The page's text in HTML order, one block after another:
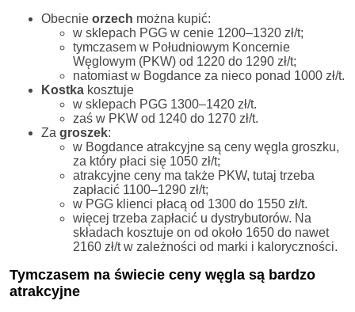
Obecnie orzech można kupić:
w sklepach PGG w cenie 1200–1320 zł/t;
tymczasem w Południowym Koncernie
Węglowym (PKW) od 1220 do 1290 zł/t;
natomiast w Bogdance za nieco ponad 1000 zł/t.
Kostka kosztuje
w sklepach PGG 1300–1420 zł/t.
zaś w PKW od 1240 do 1270 zł/t.
Za groszek:
w Bogdance atrakcyjne są ceny węgla groszku,
za który płaci się 1050 zł/t;
atrakcyjne ceny ma także PKW, tutaj trzeba
zapłacić 1100–1290 zł/t;
w PGG klienci płacą od 1300 do 1550 zł/t.
więcej trzeba zapłacić u dystrybutorów. Na
składach kosztuje on od około 1650 do nawet
2160 zł/t w zależności od marki i kaloryczności.
Tymczasem na świecie ceny węgla są bardzo
atrakcyjne